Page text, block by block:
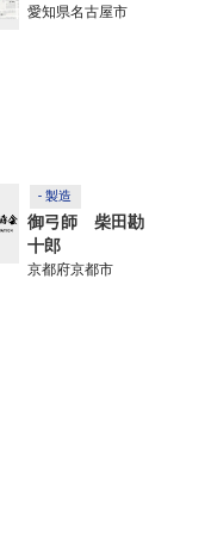
愛知県名古屋市
- 製造
御弓師 柴田勘
十郎
京都府京都市